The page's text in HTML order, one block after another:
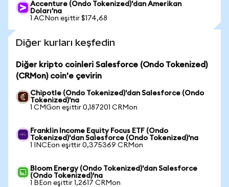
Accenture (Ondo Tokenized)'dan Amerikan
Doları'na
1 ACNon eşittir $174,68
Diğer kurları keşfedin
Diğer kripto coinleri Salesforce (Ondo Tokenized)
(CRMon) coin'e çevirin
Chipotle (Ondo Tokenized)'dan Salesforce (Ondo
Tokenized)'na
1 CMGon eşittir 0,187201 CRMon
Franklin Income Equity Focus ETF (Ondo
Tokenized)'dan Salesforce (Ondo Tokenized)'na
1 INCEon eşittir 0,375369 CRMon
Bloom Energy (Ondo Tokenized)'dan Salesforce
(Ondo Tokenized)'na
1 BEon eşittir 1,2617 CRMon